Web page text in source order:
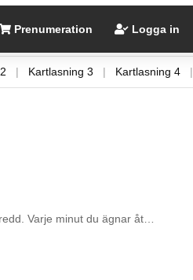
Prenumeration Logga in
2 | Kartlasning 3 | Kartlasning 4
Varje minut du ägnar åt…